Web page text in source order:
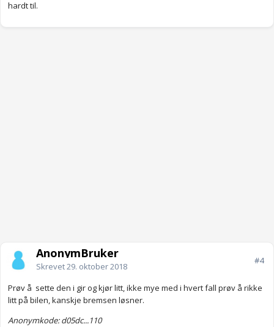
hardt til.
AnonymBruker
Skrevet29. oktober 2018
#4
Prøv å sette den i gir og kjør litt, ikke mye med i hvert fall prøv å rikke
litt på bilen, kanskje bremsen løsner.
Anonymkode: d05dc...110